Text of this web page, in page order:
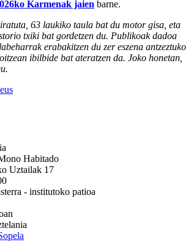
Karmenak jaien barne.
63 laukiko taula bat du motor gisa, eta
txiki bat gordetzen du. Publikoak dadoa
erabakitzen du zer eszena antzeztuko
ibilbide bat ateratzen da. Joko honetan,
Habitado
Uztailak 17
- institutoko patioa